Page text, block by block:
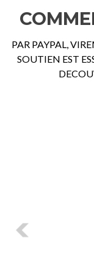
PAR PAYPAL,
SOUTIEN EST